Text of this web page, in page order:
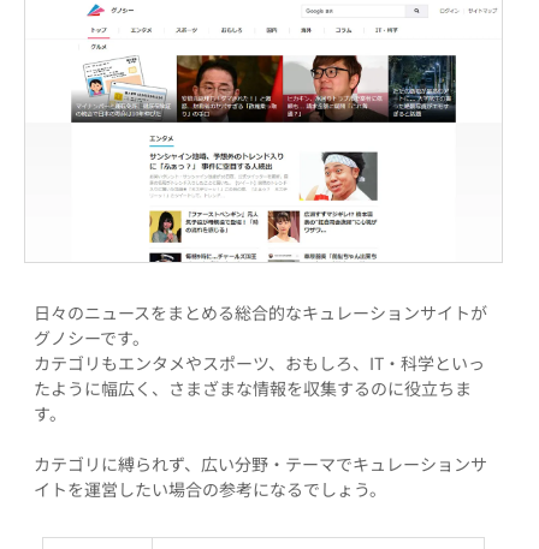
日々のニュースをまとめる総合的なキュレーションサイトが
グノシーです。
カテゴリもエンタメやスポーツ、おもしろ、IT・科学といっ
たように幅広く、さまざまな情報を収集するのに役立ちま
す。
カテゴリに縛られず、広い分野・テーマでキュレーションサ
イトを運営したい場合の参考になるでしょう。